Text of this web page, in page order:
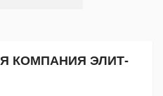
КОМПАНИЯ ЭЛИТ-